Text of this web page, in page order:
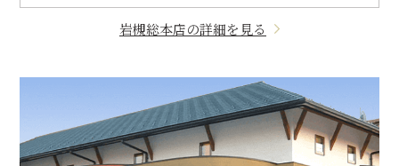
岩槻総本店の詳細を見る